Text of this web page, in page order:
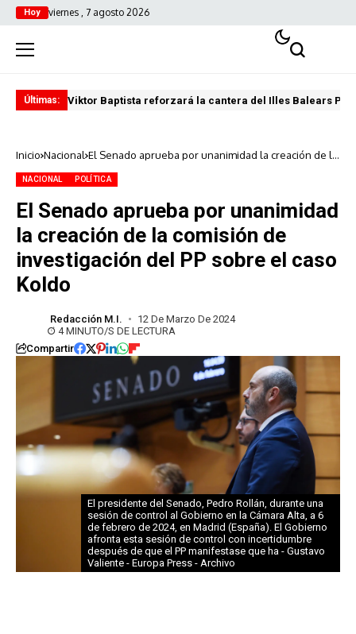
Hoy viernes , 7 agosto 2026
Últimas: Viktor Baptista reforzará la cantera del Illes Balears
Inicio Nacional El Senado aprueba por unanimidad la creación de la
Koldo
NACIONAL POLÍTICA
El Senado aprueba por unanimidad
la creación de la comisión de
investigación del PP sobre el caso
Koldo
Redacción M.I.
12 De Marzo De 2024
4 MINUTO/S DE LECTURA
Compartir
El presidente del Senado, Pedro Rollán, durante una
sesión de control al Gobierno en la Cámara Alta, a 6
de febrero de 2024, en Madrid (España). El Gobierno
afronta esta sesión de control con incertidumbre
después de que el PP manifestase que ha - Gustavo
Valiente - Europa Press - Archivo